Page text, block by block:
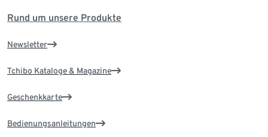
Rund um unsere Produkte
Newsletter
Tchibo Kataloge & Magazine
Geschenkkarte
Bedienungsanleitungen